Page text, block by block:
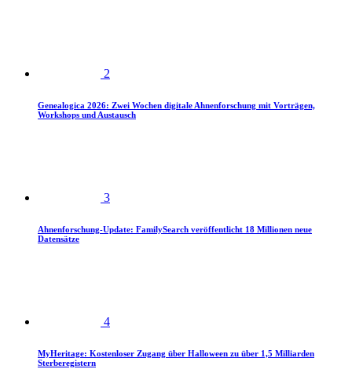
2
Genealogica 2026: Zwei Wochen digitale Ahnenforschung mit Vorträgen,
Workshops und Austausch
3
Ahnenforschung-Update: FamilySearch veröffentlicht 18 Millionen neue
Datensätze
4
MyHeritage: Kostenloser Zugang über Halloween zu über 1,5 Milliarden
Sterberegistern